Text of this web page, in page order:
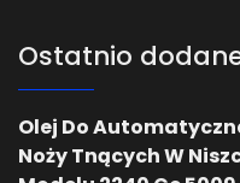
Ostatnio
Olej Do
Noży Tnących W